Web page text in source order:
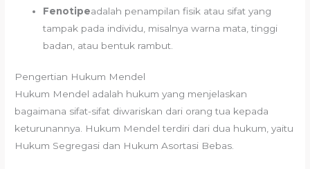
Fenotipeadalah penampilan fisik atau sifat yang
tampak pada individu, misalnya warna mata, tinggi
badan, atau bentuk rambut.
Pengertian Hukum Mendel
Hukum Mendel adalah hukum yang menjelaskan
bagaimana sifat-sifat diwariskan dari orang tua kepada
keturunannya. Hukum Mendel terdiri dari dua hukum, yaitu
Hukum Segregasi dan Hukum Asortasi Bebas.